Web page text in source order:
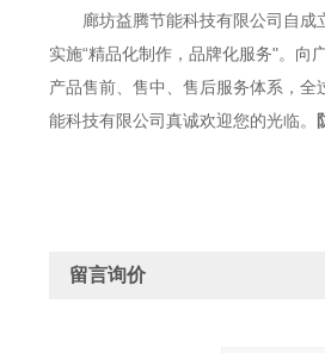
廊坊益腾节能科技有限公司自成立
实施“精品化制作，品牌化服务"。向
产品售前、售中、售后服务体系，
能科技有限公司真诚欢迎您的光临。
留言询价